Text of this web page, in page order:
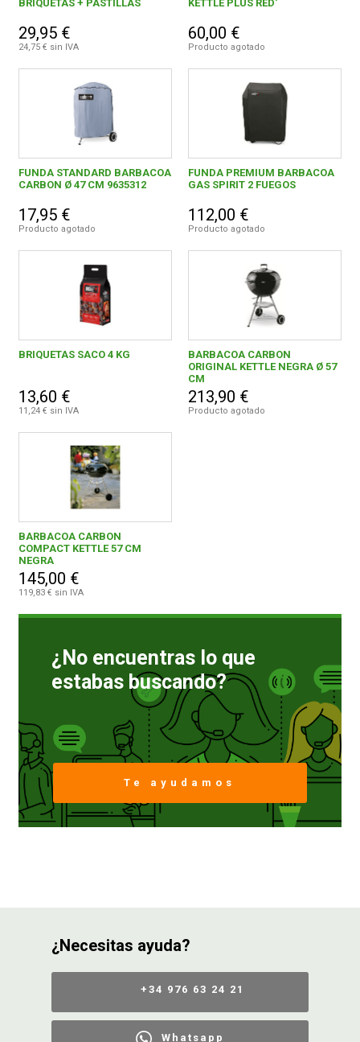
BRIQUETAS + PASTILLAS
29,95 €
24,75 € sin IVA
KETTLE PLUS RED'
60,00 €
Producto agotado
FUNDA STANDARD BARBACOA
CARBON Ø 47 CM 9635312
17,95 €
Producto agotado
FUNDA PREMIUM BARBACOA
GAS SPIRIT 2 FUEGOS
112,00 €
Producto agotado
BRIQUETAS SACO 4 KG
13,60 €
11,24 € sin IVA
BARBACOA CARBON
ORIGINAL KETTLE NEGRA Ø 57
CM
213,90 €
Producto agotado
BARBACOA CARBON
COMPACT KETTLE 57 CM
NEGRA
145,00 €
119,83 € sin IVA
¿No encuentras lo que
estabas buscando?
Te ayudamos
¿Necesitas ayuda?
+34 976 63 24 21
Whatsapp